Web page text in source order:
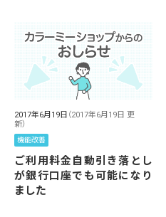
2017年6月19日 （2017年6月19日 更
新）
機能改善
ご利用料金自動引き落とし
が銀行口座でも可能になり
ました